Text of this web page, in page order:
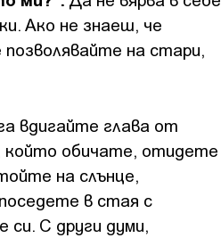
Ако не знаеш, че
на стари,
вдигайте глава от
който обичате, отидете
на слънце,
в стая с
си. С други думи,